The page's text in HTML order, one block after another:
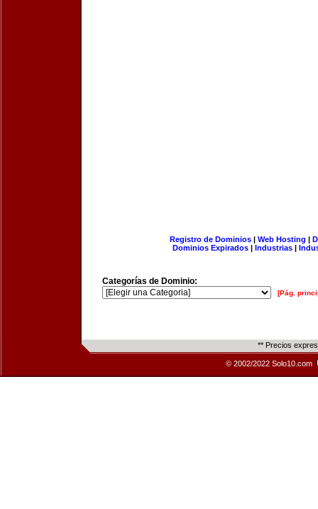
Registro de Dominios| Web Hosting |
Dominios Expirados | Industrias |
Categorías de Dominio:
[Pág.
** Precios
© 2002/2022 Solo10.com